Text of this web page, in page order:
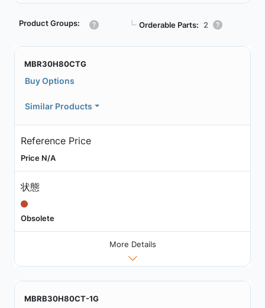
Product Groups: ┗ Orderable Parts: 2
MBR30H80CTG
Buy Options
Similar Products
Reference Price
Price N/A
状態
Obsolete
More Details
MBRB30H80CT-1G